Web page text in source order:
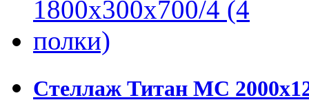
Стеллаж Титан MC